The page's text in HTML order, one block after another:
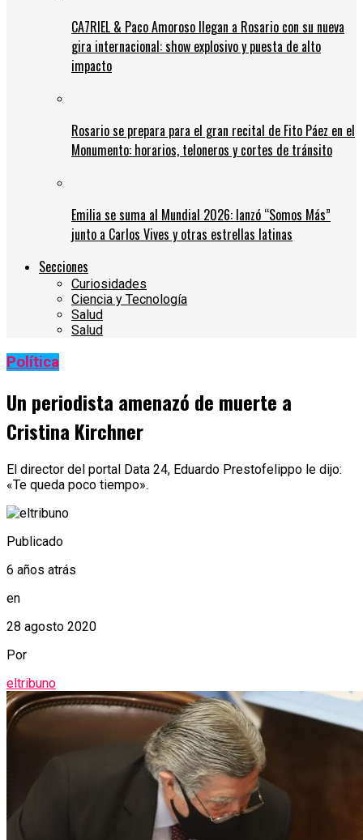
CA7RIEL & Paco Amoroso llegan a Rosario con su nueva
gira internacional: show explosivo y puesta de alto
impacto
Rosario se prepara para el gran recital de Fito Páez en el
Monumento: horarios, teloneros y cortes de tránsito
Emilia se suma al Mundial 2026: lanzó “Somos Más”
junto a Carlos Vives y otras estrellas latinas
Secciones
Curiosidades
Ciencia y Tecnología
Salud
Salud
Política
Un periodista amenazó de muerte a
Cristina Kirchner
El director del portal Data 24, Eduardo Prestofelippo le dijo:
«Te queda poco tiempo».
Publicado
6 años atrás
en
28 agosto 2020
Por
eltribuno